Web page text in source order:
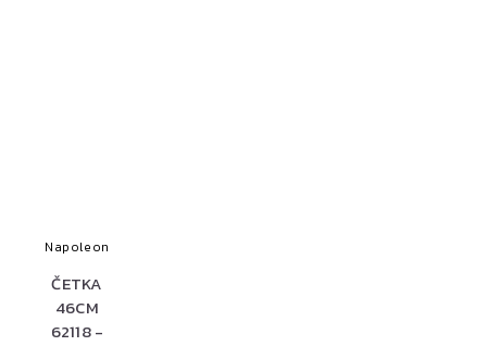
Napoleon
ČETKA
46CM
62118 -